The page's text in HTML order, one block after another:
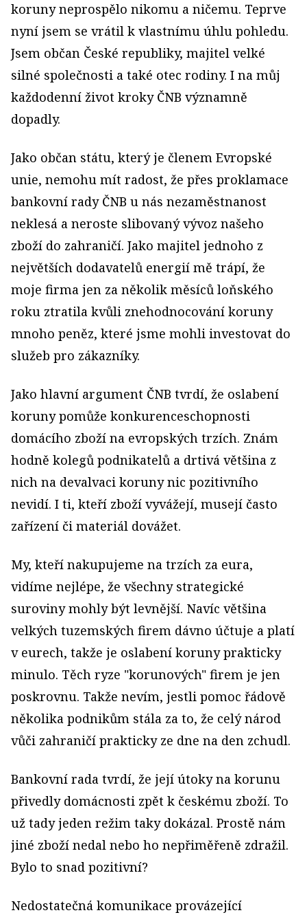
koruny neprospělo nikomu a ničemu. Teprve
nyní jsem se vrátil k vlastnímu úhlu pohledu.
Jsem občan České republiky, majitel velké
silné společnosti a také otec rodiny. I na můj
každodenní život kroky ČNB významně
dopadly.
Jako občan státu, který je členem Evropské
unie, nemohu mít radost, že přes proklamace
bankovní rady ČNB u nás nezaměstnanost
neklesá a neroste slibovaný vývoz našeho
zboží do zahraničí. Jako majitel jednoho z
největších dodavatelů energií mě trápí, že
moje firma jen za několik měsíců loňského
roku ztratila kvůli znehodnocování koruny
mnoho peněz, které jsme mohli investovat do
služeb pro zákazníky.
Jako hlavní argument ČNB tvrdí, že oslabení
koruny pomůže konkurenceschopnosti
domácího zboží na evropských trzích. Znám
hodně kolegů podnikatelů a drtivá většina z
nich na devalvaci koruny nic pozitivního
nevidí. I ti, kteří zboží vyvážejí, musejí často
zařízení či materiál dovážet.
My, kteří nakupujeme na trzích za eura,
vidíme nejlépe, že všechny strategické
suroviny mohly být levnější. Navíc většina
velkých tuzemských firem dávno účtuje a platí
v eurech, takže je oslabení koruny prakticky
minulo. Těch ryze "korunových" firem je jen
poskrovnu. Takže nevím, jestli pomoc řádově
několika podnikům stála za to, že celý národ
vůči zahraničí prakticky ze dne na den zchudl.
Bankovní rada tvrdí, že její útoky na korunu
přivedly domácnosti zpět k českému zboží. To
už tady jeden režim taky dokázal. Prostě nám
jiné zboží nedal nebo ho nepřiměřeně zdražil.
Bylo to snad pozitivní?
Nedostatečná komunikace provázející